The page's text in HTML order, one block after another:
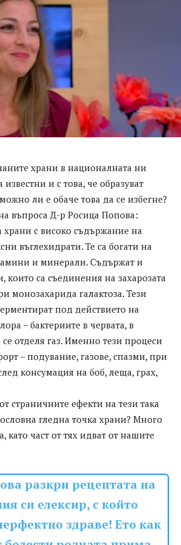
храни в националната ни
известни и с това, че образуват
ли е обаче това да се избегне?
въпроса Д-р Росица Попова:
храни с високо съдържание на
въглехидрати. Те са богати на
и минерали. Съдържат и
които са съединения на захарозата
монозахарида галактоза. Тези
под действието на
– бактериите в червата, в
се отделя газ. Именно тези процеси
– подувание, газове, спазми, при
консумация на боб, леща, грах,
страничните ефекти на тези така
гледна точка храни? Много
като част от тях идват от нашите
разкри рецептата на
си елексир, с който
здраве! Ето как